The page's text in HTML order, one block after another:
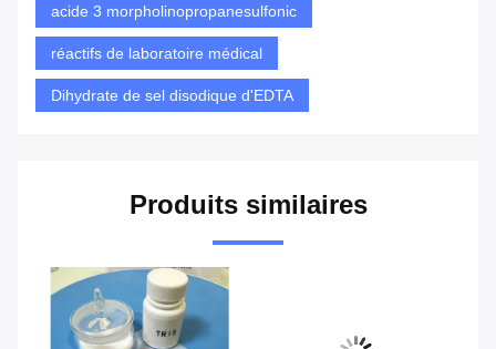
acide 3 morpholinopropanesulfonic
réactifs de laboratoire médical
Dihydrate de sel disodique d'EDTA
Produits similaires